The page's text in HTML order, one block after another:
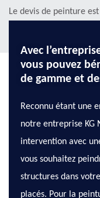
Le devis de peinture
Avec
vous pouvez
de gamme et
Reconnu étant une
notre entreprise KG
intervention avec
vous souhaitez
structures dans
placés. Pour la